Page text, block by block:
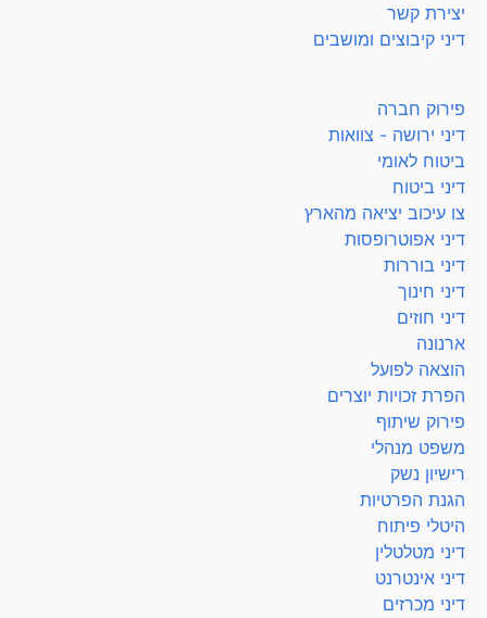
יצירת קשר
דיני קיבוצים ומושבים
פירוק חברה
דיני ירושה - צוואות
ביטוח לאומי
דיני ביטוח
צו עיכוב יציאה מהארץ
דיני אפוטרופסות
דיני בוררות
דיני חינוך
דיני חוזים
ארנונה
הוצאה לפועל
הפרת זכויות יוצרים
פירוק שיתוף
משפט מנהלי
רישיון נשק
הגנת הפרטיות
היטלי פיתוח
דיני מטלטלין
דיני אינטרנט
דיני מכרזים